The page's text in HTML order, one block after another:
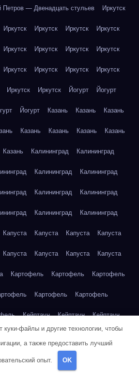
— Двенадцать стульев Иркутск
Иркутск Иркутск Иркутск Иркутск
Иркутск Иркутск Иркутск Иркутск
Иркутск Иркутск Иркутск Иркутск
Иркутск Иркутск Йогурт Йогурт
Йогурт Казань Казань Казань
Казань Казань Казань Казань
Казань Калининград Калининград
Калининград Калининград
Калининград Калининград
Калининград Калининград
Капуста Капуста Капуста Капуста
Капуста Капуста Капуста Капуста
Картофель Картофель Картофель
Картофель Картофель
Кейптаун Кейптаун Кейптаун
Кейптаун Кейптаун
куки-файлы и другие технологии, чтобы
а также предоставить лучший
опыт. OK